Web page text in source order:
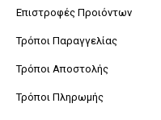
Επιστροφές Προιόντων
Τρόποι Παραγγελίας
Τρόποι Αποστολής
Τρόποι Πληρωμής